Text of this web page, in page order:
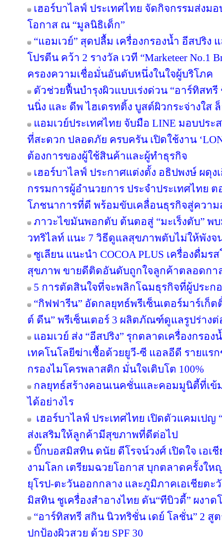
เฮอร์บาไลฟ์ ประเทศไทย จัดกิจกรรมส่ง
โอกาส ณ “มูลนิธิเด็ก”
“แอมเวย์” สุดปลื้ม เครื่องกรองน้ำ อีสปริง
โปรตีน คว้า 2 รางวัล เวที “Marketeer No.1
ครองความเชื่อมั่นอันดับหนึ่งในใจผู้บริโภค
ตัวช่วยฟื้นบำรุงผิวแบบเร่งด่วน “อาร์ทิสท
นนิ่ง และ ดีพ ไฮเดรทติ้ง บูสต์ผิวกระจ่างใส
แอมเวย์ประเทศไทย จับมือ LINE มอบปร
ที่สะดวก ปลอดภัย ครบครัน เปิดใช้งาน
ต้องการของผู้ใช้สินค้าและผู้ทำธุรกิจ
เฮอร์บาไลฟ์ ประกาศแต่งตั้ง อธิปพงษ์ ผดุง
กรรมการผู้อำนวยการ ประจำประเทศไทย
โภชนาการที่ดี พร้อมขับเคลื่อนธุรกิจสู่ความ
ภาวะไขมันพอกตับ ต้นตอสู่ “มะเร็งตับ” พ
วทริไลท์ แนะ 7 วิธีดูแลสุขภาพตับไม่ให้พังจ
ซูเลียน แนะนำ COCOA PLUS เครื่องดื่ม
สุขภาพ ขายดีติดอันดับถูกใจลูกค้าตลอดกา
5 การตัดสินใจที่จะพลิกโฉมธุรกิจที่ผู้ประ
“กิฟฟารีน” อัดกลยุทธ์พรีเซ็นเตอร์มาร์เก็
ต์ ดีน” พรีเซ็นเตอร์ 3 ผลิตภัณฑ์ดูแลรูปร่าง
แอมเวย์ ส่ง “อีสปริง” รุกตลาดเครื่องกรอ
เทคโนโลยีฆ่าเชื้อด้วยยูวี-ซี แอลอีดี รายแ
กรองไมโครพลาสติก มั่นใจเติบโต 100%
กลยุทธ์สร้างคอนเนคชั่นและคอมมูนิตี้ที่เข้
ได้อย่างไร
เฮอร์บาไลฟ์ ประเทศไทย เปิดตัวแคมเปญ
ส่งเสริมให้ลูกค้ามีสุขภาพที่ดีต่อไป
บิ๊กบอสมิสทิน ดนัย ดีโรจน์วงศ์ เปิดใจ เอเ
งามโลก เตรียมฉวยโอกาส บุกตลาดครั้งให
ยุโรป-ตะวันออกกลาง และภูมิภาคเอเชียตะ
มิสทิน ชูเครื่องสำอางไทย ดัน“ทีบิวตี้” ผงาด
“อาร์ทิสทรี สกิน นิวทริชั่น เดย์ โลชั่น” 2 สู
ปกป้องผิวสวย ด้วย SPF 30